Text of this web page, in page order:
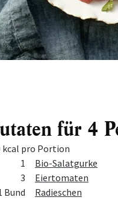
für 4
kcal pro Portion
Zutat
1
Bio-Salatgurke
3
Eiertomaten
Bund
Radieschen